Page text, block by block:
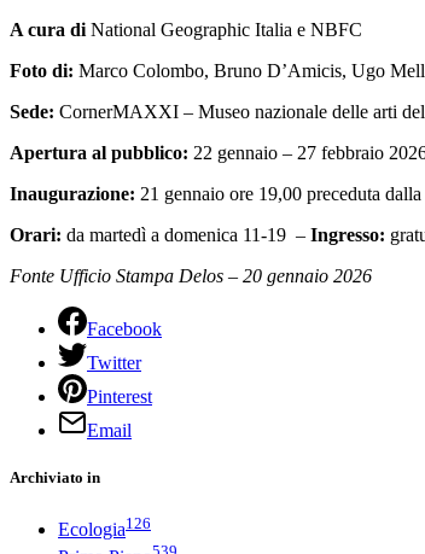
A cura di National Geographic Italia e NBFC
Foto di: Marco Colombo, Bruno D’Amicis, Ugo
Sede: CornerMAXXI – Museo nazionale delle arti
Apertura al pubblico: 22 gennaio – 27 febbraio
Inaugurazione: 21 gennaio ore 19,00 preceduta
Orari: da martedì a domenica 11-19 – Ingresso:
Fonte Ufficio Stampa Delos – 20 gennaio 2026
Facebook
Twitter
Pinterest
Email
Archiviato in
Ecologia126
539